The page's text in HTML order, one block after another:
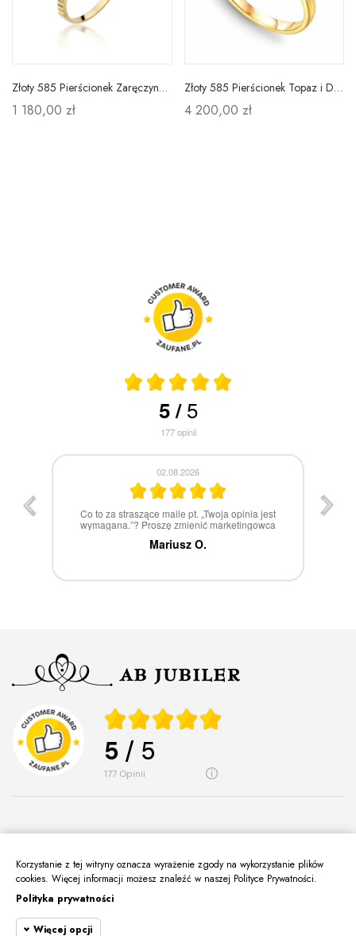
Złoty 585 Pierścionek Zaręczynowy Brylant Prezent
1 180,00 zł
Złoty 585 Pierścionek Topaz i Diamenty Grawer
4 200,00 zł
5/5
177opinii
30.07.2026
W 100% polecam
Marcin Z.
5 / 5
177 opinii
O Nas
Informacje
Korzystanie z tej witryny oznacza wyrażenie zgody na wykorzystanie plików
cookies. Więcej informacji możesz znaleźć w naszej Polityce Prywatności.
Polityka prywatności
Więcej opcji